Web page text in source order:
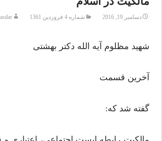
دسامبر 19, 2016 شماره 4 فروردین 1361
شهید مظلوم آیه الله دکتر بهشتی
آخرین قسمت
گفته شد که: